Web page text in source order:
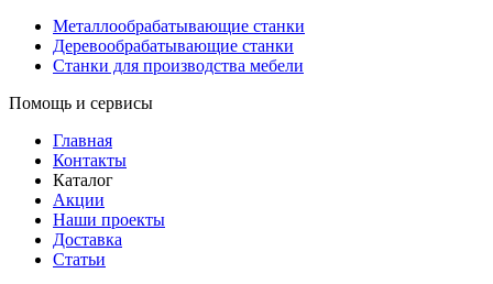
Металлообрабатывающие станки
Деревообрабатывающие станки
Станки для производства мебели
Помощь и сервисы
Главная
Контакты
Каталог
Акции
Наши проекты
Доставка
Статьи